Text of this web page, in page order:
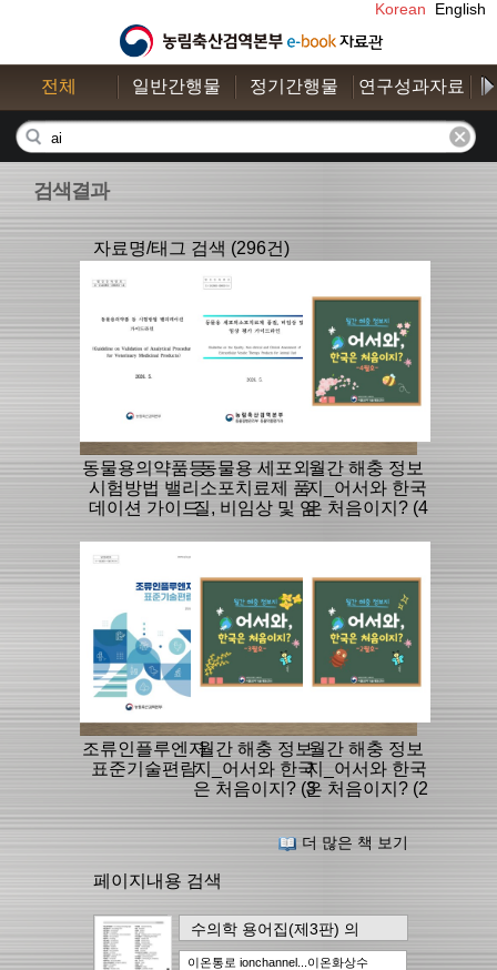
Korean English
전체 일반간행물 정기간행물 연구성과자료
검색결과
자료명/태그 검색 (296건)
동물용의약품등
시험방법 밸리
데이션 가이드
동물용 세포외
소포치료제 품
질, 비임상 및 임
라인
월간 해충 정보
지_어서와 한국
은 처음이지? (4
조류인플루엔자
표준기술편람
월간 해충 정보
지_어서와 한국
은 처음이지? (3
월간 해충 정보
지_어서와 한국
은 처음이지? (2
더 많은 책 보기
페이지내용 검색
수의학 용어집(제3판) 의
897page에서.. 89건
이온통로 ionchannel...이온화상수